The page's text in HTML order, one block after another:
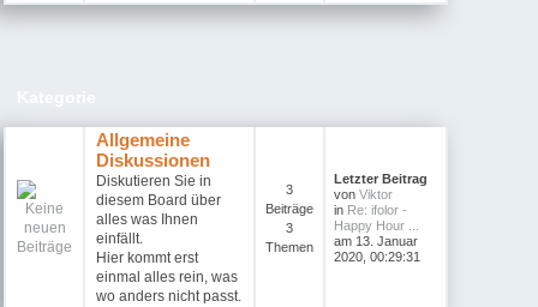
Allgemeine
Diskussionen
Diskutieren Sie in
diesem Board über
alles was Ihnen
einfällt.
Hier kommt erst
einmal alles rein, was
wo anders nicht passt.
3
Beiträge
3
Themen
Letzter Beitrag
vonViktor
in Re: ifolor -
Happy Hour ...
am 13. Januar
2020, 00:29:31